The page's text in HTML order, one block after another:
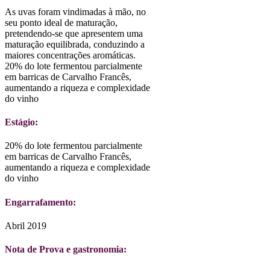
As uvas foram vindimadas à mão, no
seu ponto ideal de maturação,
pretendendo-se que apresentem uma
maturação equilibrada, conduzindo a
maiores concentrações aromáticas.
20% do lote fermentou parcialmente
em barricas de Carvalho Francês,
aumentando a riqueza e complexidade
do vinho
Estágio:
20% do lote fermentou parcialmente
em barricas de Carvalho Francês,
aumentando a riqueza e complexidade
do vinho
Engarrafamento:
Abril 2019
Nota de Prova e gastronomia: